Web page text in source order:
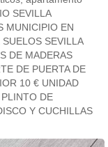
SEVILLA
MUNICIPIO EN
SEVILLA
DE MADERAS
DE PUERTA DE
10 € UNIDAD
DE
Y CUCHILLAS